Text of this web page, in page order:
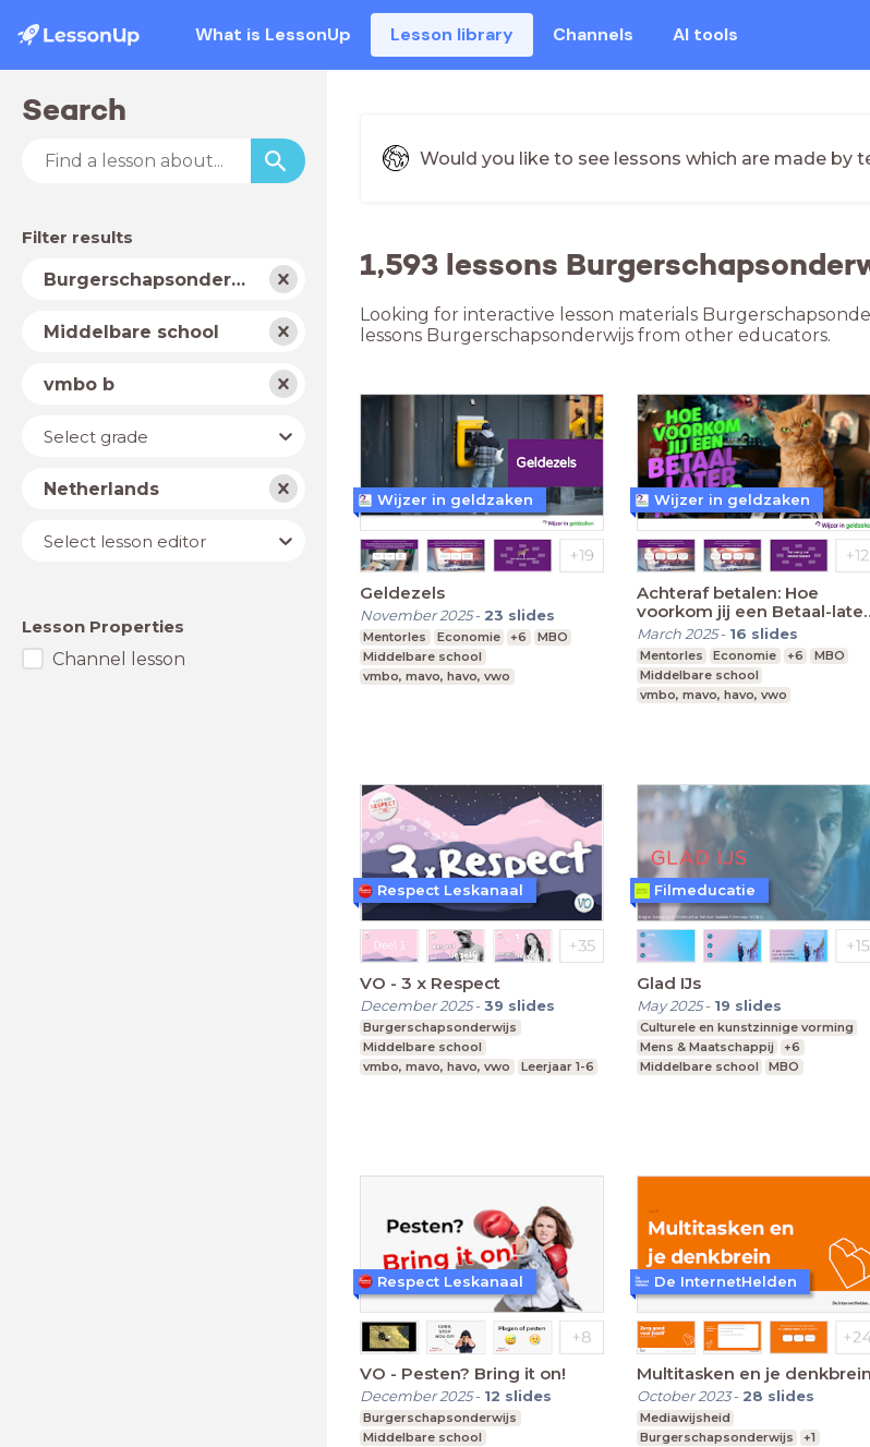
What is LessonUp Lesson library Channels AI tools
Search
Filter results
Subject
Burgerschapsonderwijs
School
typeMiddelbare school
vmbo b
YearSelect grade
Country
Netherlands
Lesson
editor
Select lesson editor
Lesson Properties
Channel lesson
Would you like to see lessons which are made by
1,593 lessons
Looking for interactive lesson materials
lessons Burgerschapsonderwijs from other educators.
Geldezels
November 2025- 23 slides
Mentorles Economie +6
MBO
Middelbare school
vmbo, mavo, havo, vwo
Wijzer in geldzaken
Achteraf betalen: Hoe
voorkom jij een Betaal-
kater?
March 2025- 16 slides
Mentorles Economie +6
MBO
Middelbare school
vmbo, mavo, havo, vwo
Wijzer in geldzaken
VO - 3 x Respect
December 2025-39 slides
Burgerschapsonderwijs
Middelbare school
vmbo, mavo, havo, vwo
Leerjaar 1-6
Respect Leskanaal
Glad IJs
May 2025- 19 slides
Culturele en kunstzinnige vorming
Mens & Maatschappij
+6
Middelbare school
MBO
Filmeducatie
VO - Pesten? Bring it on!
December 2025- 12 slides
Burgerschapsonderwijs
Middelbare school
Respect Leskanaal
Multitasken en je denkbrein
October 2023- 28 slides
Mediawijsheid
Burgerschapsonderwijs
+1
De InternetHelden